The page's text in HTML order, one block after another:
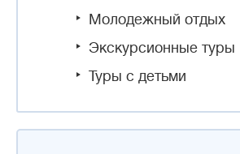
Молодежный отдых
Экскурсионные туры
Туры с детьми